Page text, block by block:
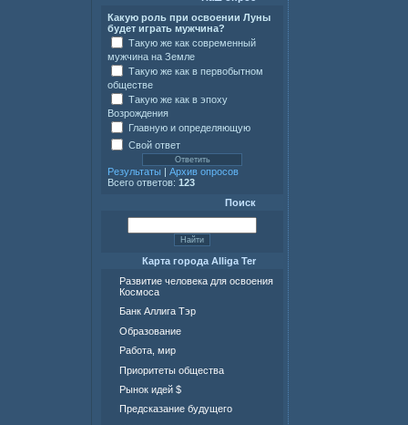
Какую роль при освоении Луны
будет играть мужчина?
Такую же как современный
мужчина на Земле
Такую же как в первобытном
обществе
Такую же как в эпоху
Возрождения
Главную и определяющую
Свой ответ
Результаты | Архив опросов
Всего ответов: 123
Поиск
Карта города Alliga Ter
Развитие человека для освоения
Космоса
Банк Аллига Тэр
Образование
Работа, мир
Приоритеты общества
Рынок идей $
Предсказание будущего